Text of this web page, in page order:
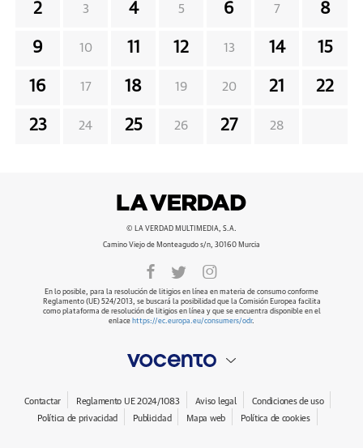
2 3 4 5 6 7 8
9 10 11 12 13 14 15
16 17 18 19 20 21 22
23 24 25 26 27 28
© LA VERDAD MULTIMEDIA, S.A.
Camino Viejo de Monteagudo s/n, 30160 Murcia
En lo posible, para la resolución de litigios en línea en materia de consumo conforme
Reglamento (UE) 524/2013, se buscará la posibilidad que la Comisión Europea facilita
como plataforma de resolución de litigios en línea y que se encuentra disponible en el
enlace https://ec.europa.eu/consumers/odr.
Contactar Reglamento UE 2024/1083 Aviso legal
Condiciones de uso
Política de privacidad
Publicidad Mapa web Política de cookies